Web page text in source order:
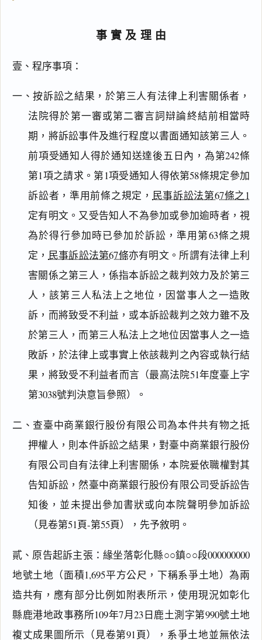
事實及理由
壹、程序事項：
一、按訴訟之結果，於第三人有法律上利害關係者，
法院得於第一審或第二審言詞辯論終結前相當時
期，將訴訟事件及進行程度以書面通知該第三人。
前項受通知人得於通知送達後五日內，為第242條
第1項之請求。第1項受通知人得依第58條規定參加
訴訟者，準用前條之規定， 民事訴訟法第67條之1
定有明文。又受告知人不為參加或參加逾時者，視
為於得行參加時已參加於訴訟，準用第63條之規
定， 民事訴訟法第67條亦有明文。所謂有法律上利
害關係之第三人，係指本訴訟之裁判效力及於第三
人，該第三人私法上之地位，因當事人之一造敗
訴，而將致受不利益，或本訴訟裁判之效力雖不及
於第三人，而第三人私法上之地位因當事人之一造
敗訴，於法律上或事實上依該裁判之內容或執行結
果，將致受不利益者而言（最高法院51年度臺上字
第3038號判決意旨參照）。
二、查臺中商業銀行股份有限公司為本件共有物之抵
押權人，則本件訴訟之結果，對臺中商業銀行股份
有限公司自有法律上利害關係，本院爰依職權對其
告知訴訟，然臺中商業銀行股份有限公司受訴訟告
知後，並未提出參加書狀或向本院聲明參加訴訟
（見卷第51頁-第55頁），先予敘明。
貳、原告起訴主張：緣坐落彰化縣○○鎮○○段000000000
地號土地（面積1,695平方公尺，下稱系爭土地）為兩
造共有，應有部分比例如附表所示，使用現況如彰化
縣鹿港地政事務所109年7月23日鹿土測字第990號土地
複丈成果圖所示（見卷第91頁），系爭土地並無依法